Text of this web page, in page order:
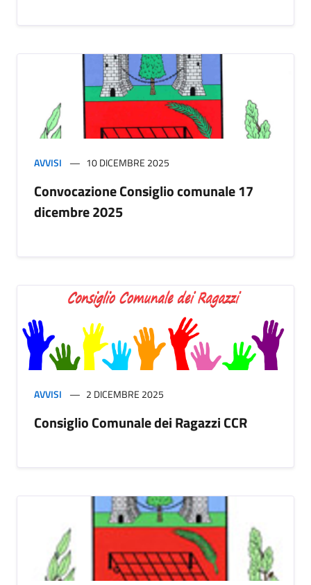
AVVISI 10 DICEMBRE 2025
Convocazione Consiglio comunale 17
dicembre 2025
AVVISI 2 DICEMBRE 2025
Consiglio Comunale dei Ragazzi CCR